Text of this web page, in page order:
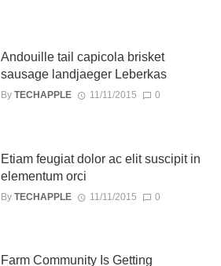
Andouille tail capicola brisket
sausage landjaeger Leberkas
By TECHAPPLE 11/11/2015 0
Etiam feugiat dolor ac elit suscipit in
elementum orci
By TECHAPPLE 11/11/2015 0
Farm Community Is Getting